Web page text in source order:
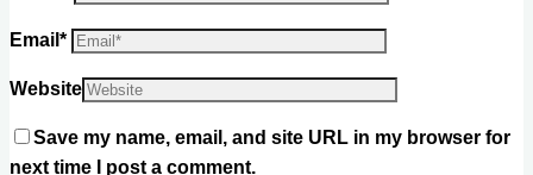
Email *
Website
Save my name, email, and site URL in my browser for
next time I post a comment.